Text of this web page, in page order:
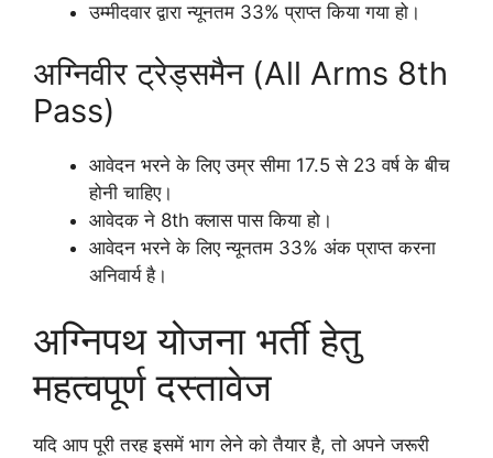
उम्मीदवार द्वारा न्यूनतम 33% प्राप्त किया गया हो।
अग्निवीर ट्रेड्समैन (All Arms 8th
Pass)
आवेदन भरने के लिए उम्र सीमा 17.5 से 23 वर्ष के बीच
होनी चाहिए।
आवेदक ने 8th क्लास पास किया हो।
आवेदन भरने के लिए न्यूनतम 33% अंक प्राप्त करना
अनिवार्य है।
अग्निपथ योजना भर्ती हेतु
महत्वपूर्ण दस्तावेज
यदि आप पूरी तरह इसमें भाग लेने को तैयार है, तो अपने जरूरी